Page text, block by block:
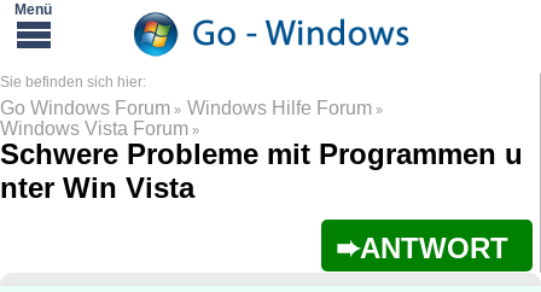
Go Windows Forum » Windows Hilfe Forum »
Windows Vista Forum »
Schwere Probleme mit Programmen u
nter Win Vista
ANTWORT